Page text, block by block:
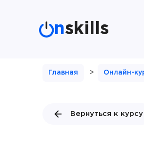
nskills
Главная > Онлайн-
Вернуться к курсу